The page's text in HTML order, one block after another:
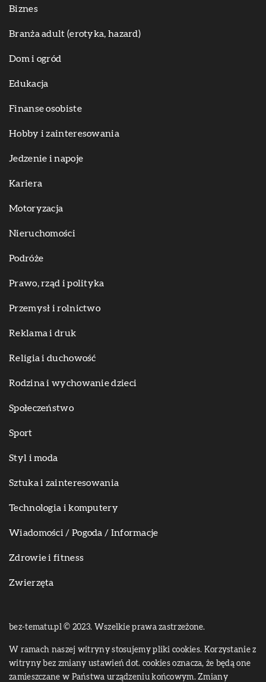
Biznes
Branża adult (erotyka, hazard)
Dom i ogród
Edukacja
Finanse osobiste
Hobby i zainteresowania
Jedzenie i napoje
Kariera
Motoryzacja
Nieruchomości
Podróże
Prawo, rząd i polityka
Przemysł i rolnictwo
Reklama i druk
Religia i duchowość
Rodzina i wychowanie dzieci
Społeczeństwo
Sport
Styl i moda
Sztuka i zainteresowania
Technologia i komputery
Wiadomości / Pogoda / Informacje
Zdrowie i fitness
Zwierzęta
bez-tematu.pl © 2023. Wszelkie prawa zastrzeżone.
W ramach naszej witryny stosujemy pliki cookies. Korzystanie z
witryny bez zmiany ustawień dot. cookies oznacza, że będą one
zamieszczane w Państwa urządzeniu końcowym. Zmiany